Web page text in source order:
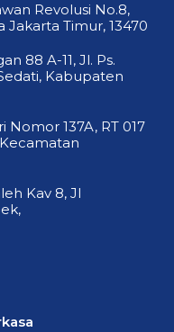
Revolusi No.8,
Jakarta Timur, 13470
88 A-11, Jl. Ps.
Kabupaten
Nomor 137A, RT 017
Kav 8, Jl